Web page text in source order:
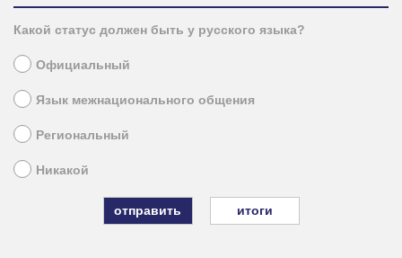
Какой статус должен быть у русского языка?
Официальный
Язык межнационального общения
Региональный
Никакой
итоги